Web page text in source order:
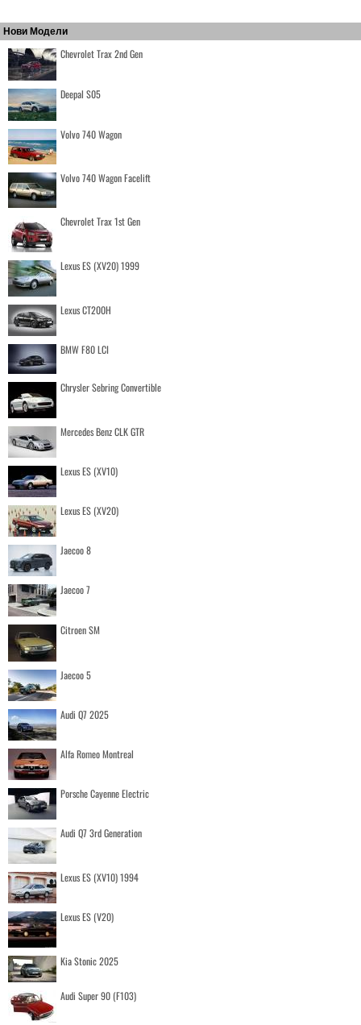
Нови Модели
Chevrolet Trax 2nd Gen
Deepal S05
Volvo 740 Wagon
Volvo 740 Wagon Facelift
Chevrolet Trax 1st Gen
Lexus ES (XV20) 1999
Lexus CT200H
BMW F80 LCI
Chrysler Sebring Convertible
Mercedes Benz CLK GTR
Lexus ES (XV10)
Lexus ES (XV20)
Jaecoo 8
Jaecoo 7
Citroen SM
Jaecoo 5
Audi Q7 2025
Alfa Romeo Montreal
Porsche Cayenne Electric
Audi Q7 3rd Generation
Lexus ES (XV10) 1994
Lexus ES (V20)
Kia Stonic 2025
Audi Super 90 (F103)